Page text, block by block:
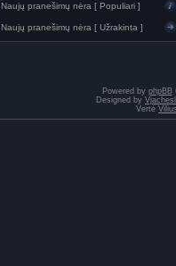
Naujų pranešimų nėra [ Populiari ]
Naujų pranešimų nėra [ Užrakinta ]
Powered by phpBB
Designed by
Vertė